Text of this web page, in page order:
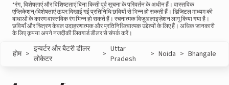
*रंग, विशेषताएं और विशिष्टताएं बिना किसी पूर्व सूचना के परिवर्तन के अधीन हैं। वास्तविक
एप्लिकेशन/विशेषताएं ऊपर दिखाई गई प्रतिनिधि छवियों से भिन्न हो सकती हैं। डिजिटल माध्यम की
बाधाओं के कारण वास्तविक रंग भिन्न हो सकते हैं। रचनात्मक विज़ुअलाइज़ेशन लागू किया गया है।
छवियाँ और चित्रण केवल उदाहरणात्मक और प्रतिनिधित्वात्मक उद्देश्यों के लिए हैं। अधिक जानकारी
के लिए कृपया अपने नजदीकी लिवगार्ड डीलर से संपर्क करें।
होम > इन्वर्टर और बैटरी डीलर
लोकेटर
> Uttar
Pradesh
> Noida > Bhangale